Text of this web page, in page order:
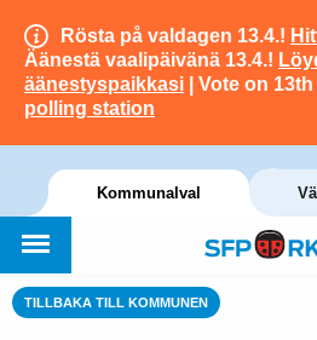
Rösta på valdagen 13.4.!
Äänestä vaalipäivänä 13.4.!
äänestyspaikkasi | Vote on
polling station
Kommunalval
TILLBAKA TILL KOMMUNEN